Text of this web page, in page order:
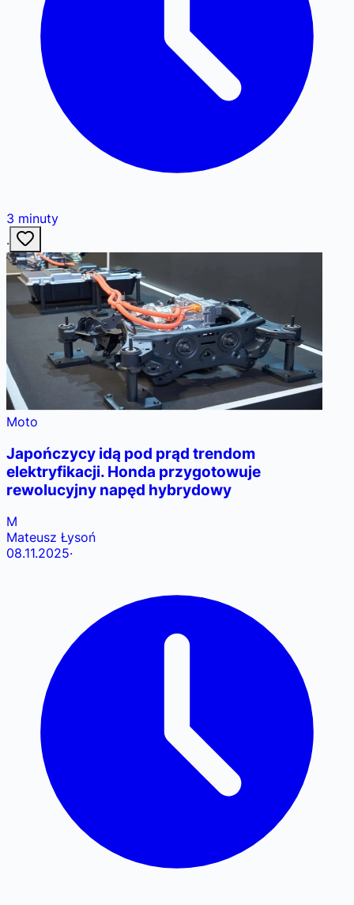
3 minuty
·
Moto
Japończycy idą pod prąd trendom
elektryfikacji. Honda przygotowuje
rewolucyjny napęd hybrydowy
M
Mateusz Łysoń
08.11.2025·